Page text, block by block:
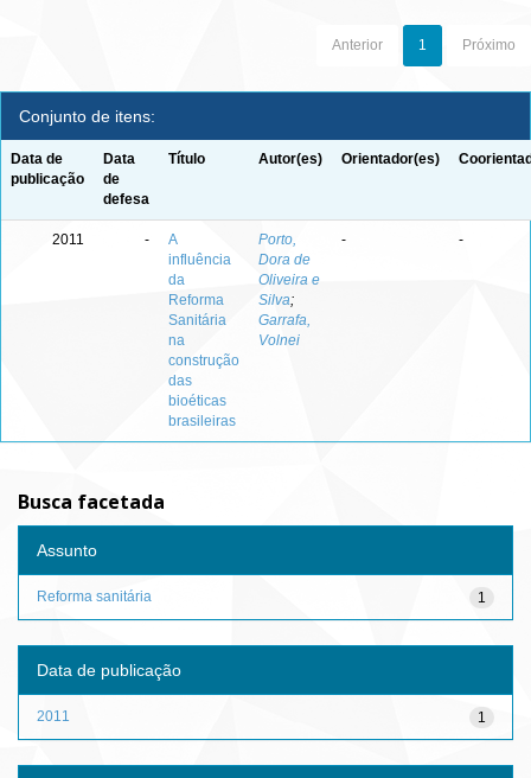
Anterior 1 Próximo
Conjunto de itens:
Data de
publicação
Data
de
defesa
Título Autor(es) Orientador(es)
2011 -
A
influência
da
Reforma
Sanitária
na
construção
das
bioéticas
brasileiras
Porto,
Dora de
Oliveira e
Silva;
Garrafa,
Volnei
- -
Busca facetada
Assunto
1
Reforma sanitária
Data de publicação
1
2011